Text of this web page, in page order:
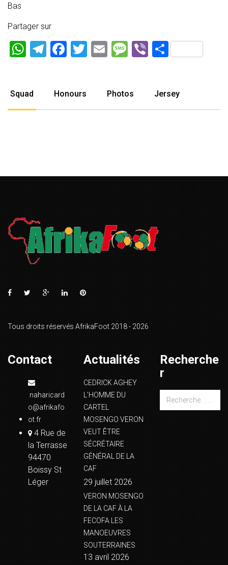
Bas
Partager sur
WhatsApp
Telegram
Facebook
Twitter
EmailMessage
Viber
Squad Honours Photos Jersey
Tous droits réservés AfrikaFoot 2018 - 2026
Contact
naharicard
o@afrikafo
ot.fr
4 Rue de
la Terrasse
94470
Boissy St
Léger
Actualités
CEDRICK AGHEY
L’HOMME DU
CARTEL
MOSENGO VERON
VEUT ÊTRE
SÉCRÉTAIRE
GÉNÉRAL DE LA
CAF
29 juillet 2026
VERON MOSENGO
DE LA CAF À LA
FECOFA LES
MANOEUVRES
SOUTERRAINES
13 avril 2026
Recherche
r